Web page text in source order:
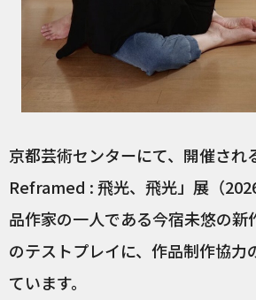
京都芸術センターにて、開催さ
Reframed : 飛光、飛光」展（
品作家の一人である今宿未悠の新
のテストプレイに、作品制作協力
ています。